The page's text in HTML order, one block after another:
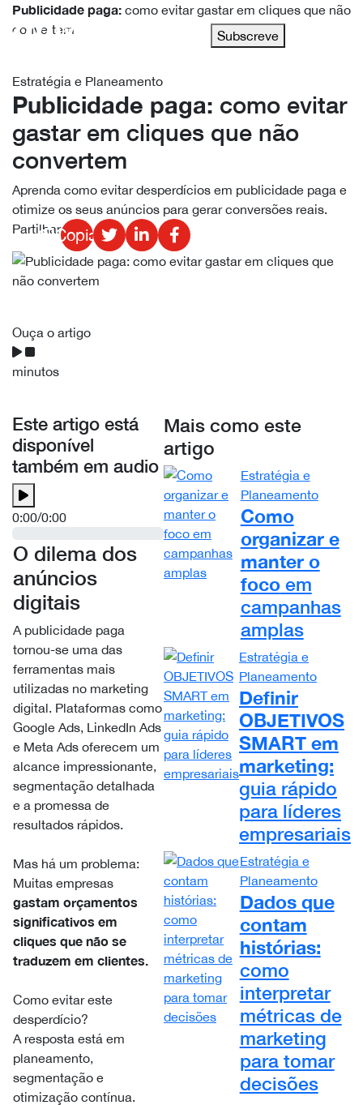
Subscreve
Publicidade paga: como evitar gastar em cliques que não
convertem
Estratégia e Planeamento
Publicidade paga: como evitar
gastar em cliques que não
convertem
Aprenda como evitar desperdícios em publicidade paga e
otimize os seus anúncios para gerar conversões reais.
PartilharCopiado!
Ouça o artigo
minutos
Este artigo está
disponível
também em audio
0:00/0:00
O dilema dos
anúncios
digitais
A publicidade paga
tornou-se uma das
ferramentas mais
utilizadas no marketing
digital. Plataformas como
Google Ads, LinkedIn Ads
e Meta Ads oferecem um
alcance impressionante,
segmentação detalhada
e a promessa de
resultados rápidos.
Mas há um problema:
Muitas empresas
gastam orçamentos
significativos em
cliques que não se
traduzem em clientes.
Como evitar este
desperdício?
A resposta está em
planeamento,
segmentação e
otimização contínua.
Mais como este
artigo
Estratégia e
Planeamento
Como
organizar e
manter o
focoem
campanhas
amplas
Estratégia e
Planeamento
Definir
OBJETIVOS
SMART em
marketing:
guia rápido
para líderes
empresariais
Estratégia e
Planeamento
Dados que
contam
histórias:
como
interpretar
métricas de
marketing
para tomar
decisões